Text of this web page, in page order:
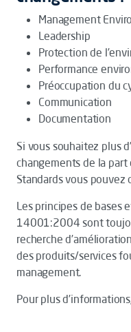
Management
Leadership
Protection de
Performance
Préoccupation du
Communication
Documentation
Si vous souhaitez plus
changements de la
Standards vous pouvez
Les principes de bases
14001:2004 sont
recherche
des produits/services
management.
Pour plus